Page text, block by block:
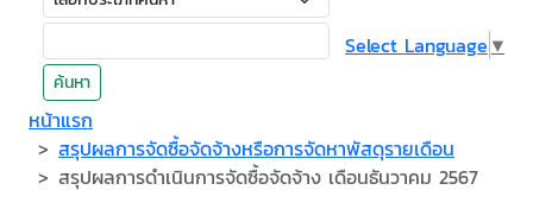
ค้นหา
Select Language ▼
หน้าแรก
สรุปผลการจัดซื้อจัดจ้างหรือการจัดหาพัสดุรายเดือน
สรุปผลการดำเนินการจัดซื้อจัดจ้าง เดือนธันวาคม 2567